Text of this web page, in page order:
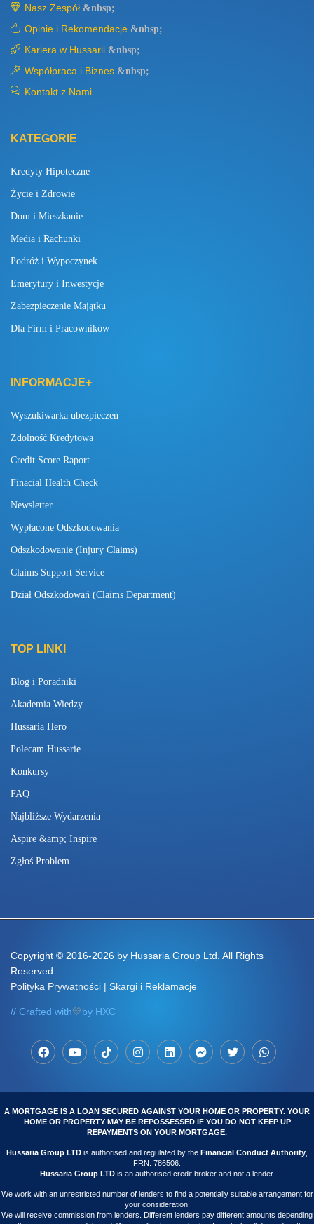
Nasz Zespół &nbsp;
Opinie i Rekomendacje &nbsp;
Kariera w Hussarii &nbsp;
Współpraca i Biznes &nbsp;
Kontakt z Nami
KATEGORIE
Kredyty Hipoteczne
Życie i Zdrowie
Dom i Mieszkanie
Media i Rachunki
Podróż i Wypoczynek
Emerytury i Inwestycje
Zabezpieczenie Majątku
Dla Firm i Pracowników
INFORMACJE+
Wyszukiwarka ubezpieczeń
Zdolność Kredytowa
Credit Score Raport
Finacial Health Check
Newsletter
Wypłacone Odszkodowania
Odszkodowanie (Injury Claims)
Claims Support Service
Dział Odszkodowań (Claims Department)
TOP LINKI
Blog i Poradniki
Akademia Wiedzy
Hussaria Hero
Polecam Hussarię
Konkursy
FAQ
Najbliższe Wydarzenia
Aspire &amp; Inspire
Zgłoś Problem
Copyright © 2016-2026 by Hussaria Group Ltd. All Rights
Reserved.
Polityka Prywatności | Skargi i Reklamacje
// Crafted with💛by HXC
A MORTGAGE IS A LOAN SECURED AGAINST YOUR HOME OR PROPERTY. YOUR
HOME OR PROPERTY MAY BE REPOSSESSED IF YOU DO NOT KEEP UP
REPAYMENTS ON YOUR MORTGAGE.
Hussaria Group LTD is authorised and regulated by the Financial Conduct Authority
FRN: 786506.
Hussaria Group LTDis an authorised credit broker and not a lender.
We work with an unrestricted number of lenders to find a potentially suitable arrangement for
your consideration.
We will receive commission from lenders. Different lenders pay different amounts depending